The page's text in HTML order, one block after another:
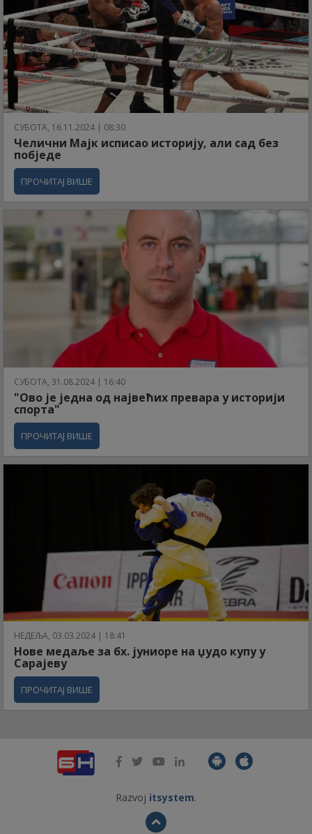
СУБОТА, 16.11.2024 | 08:30
Челични Мајк исписао историју, али сад без
побједе
ПРОЧИТАЈ ВИШЕ
СУБОТА, 31.08.2024 | 16:40
"Ово је једна од највећих превара у историји
спорта"
ПРОЧИТАЈ ВИШЕ
НЕДЕЉА, 03.03.2024 | 18:41
Нове медаље за бх. јуниоре на џудо купу у
Сарајеву
ПРОЧИТАЈ ВИШЕ
Razvoj itsystem.